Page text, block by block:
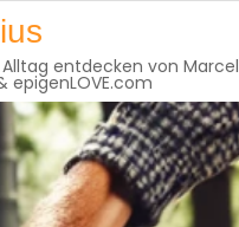
entdecken von Marcel
epigenLOVE.com